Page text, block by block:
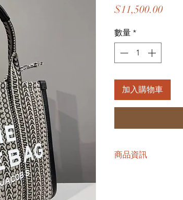
$11,500.00價
數量 *
加入購物車
商品資訊